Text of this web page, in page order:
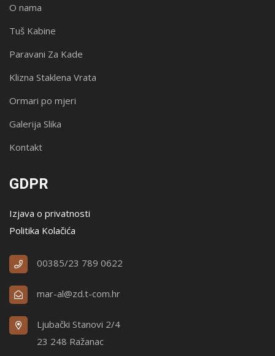
O nama
Tuš Kabine
Paravani Za Kade
Klizna Staklena Vrata
Ormari po mjeri
Galerija Slika
Kontakt
GDPR
Izjava o privatnosti
Politika Kolačića
00385/23 789 0622
mar-al@zd.t-com.hr
Ljubački Stanovi 2/4
23 248 Ražanac